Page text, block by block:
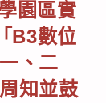
園區實
B3數位
、二
知並鼓